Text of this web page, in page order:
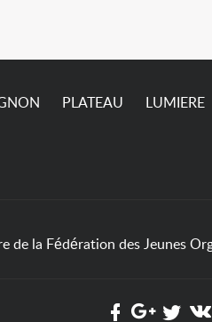
PLATEAU LUMIERE
de la Fédération des Jeunes